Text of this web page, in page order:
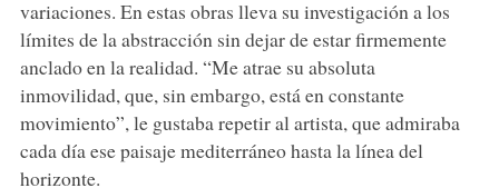
variaciones. En estas obras lleva su investigación a los
límites de la abstracción sin dejar de estar firmemente
anclado en la realidad. “Me atrae su absoluta
inmovilidad, que, sin embargo, está en constante
movimiento”, le gustaba repetir al artista, que admiraba
cada día ese paisaje mediterráneo hasta la línea del
horizonte.